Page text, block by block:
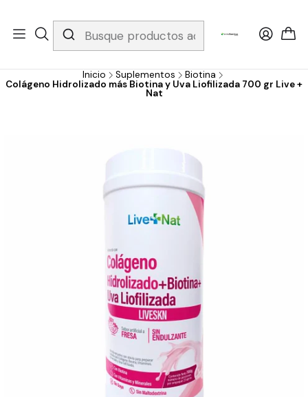
Whatsapp 3229079958/ Fijo 6019251796 / Envios a todo el país y
gratis apartir de 199.000!
Inicio Suplementos
Biotina
Colágeno Hidrolizado más Biotina y Uva Liofilizada 700 gr Live +
Nat